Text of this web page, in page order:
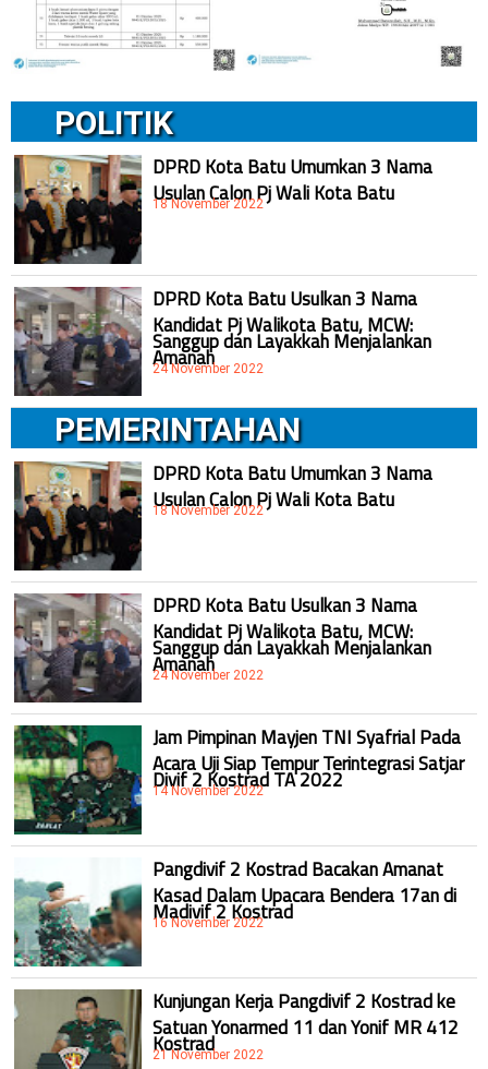
POLITIK
DPRD Kota Batu Umumkan 3 Nama
Usulan Calon Pj Wali Kota Batu
18 November 2022
DPRD Kota Batu Usulkan 3 Nama
Kandidat Pj Walikota Batu, MCW:
Sanggup dan Layakkah Menjalankan
Amanah
24 November 2022
PEMERINTAHAN
DPRD Kota Batu Umumkan 3 Nama
Usulan Calon Pj Wali Kota Batu
18 November 2022
DPRD Kota Batu Usulkan 3 Nama
Kandidat Pj Walikota Batu, MCW:
Sanggup dan Layakkah Menjalankan
Amanah
24 November 2022
Jam Pimpinan Mayjen TNI Syafrial Pada
Acara Uji Siap Tempur Terintegrasi Satjar
Divif 2 Kostrad TA 2022
14 November 2022
Pangdivif 2 Kostrad Bacakan Amanat
Kasad Dalam Upacara Bendera 17an di
Madivif 2 Kostrad
16 November 2022
Kunjungan Kerja Pangdivif 2 Kostrad ke
Satuan Yonarmed 11 dan Yonif MR 412
Kostrad
21 November 2022